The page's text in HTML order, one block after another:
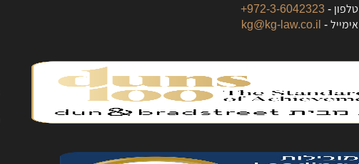
טלפון -972-3-6042323+
אימייל - kg@kg-law.co.il